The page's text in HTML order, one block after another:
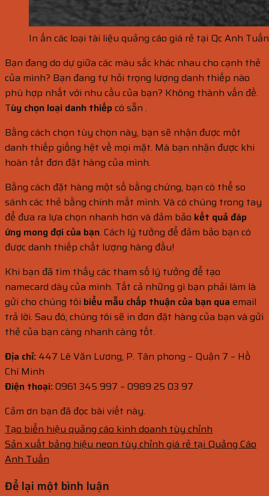
In ấn các loại tài liệu quảng cáo giá rẻ tại Qc Anh Tuấn
Bạn đang do dự giữa các màu sắc khác nhau cho cạnh thẻ
của mình? Bạn đang tự hỏi trọng lượng danh thiếp nào
phù hợp nhất với nhu cầu của bạn? Không thành vấn đề.
Tùy chọn loại danh thiếpcó sẵn .
Bằng cách chọn tùy chọn này, bạn sẽ nhận được một
danh thiếp giống hệt về mọi mặt. Mà bạn nhận được khi
hoàn tất đơn đặt hàng của mình.
Bằng cách đặt hàng một số bằng chứng, bạn có thể so
sánh các thẻ bằng chính mắt mình. Và có chúng trong tay
để đưa ra lựa chọn nhanh hơn và đảm bảo kết quả đáp
ứng mong đợi của bạn. Cách lý tưởng để đảm bảo bạn có
được danh thiếp chất lượng hàng đầu!
Khi bạn đã tìm thấy các tham số lý tưởng để tạo
namecard dày của mình. Tất cả những gì bạn phải làm là
gửi cho chúng tôi biểu mẫu chấp thuận của bạn qua email
trả lời. Sau đó, chúng tôi sẽ in đơn đặt hàng của bạn và gửi
thẻ của bạn càng nhanh càng tốt.
Địa chỉ: 447 Lê Văn Lương, P. Tân phong – Quận 7 – Hồ
Chí Minh
Điện thoại:0961 345 997 – 0989 25 03 97
Cảm ơn bạn đã đọc bài viết này.
Tạo biển hiệu quảng cáo kinh doanh tùy chỉnh
Sản xuất bảng hiệu neon tùy chỉnh giá rẻ tại Quảng Cáo
Anh Tuấn
Để lại một bình luận